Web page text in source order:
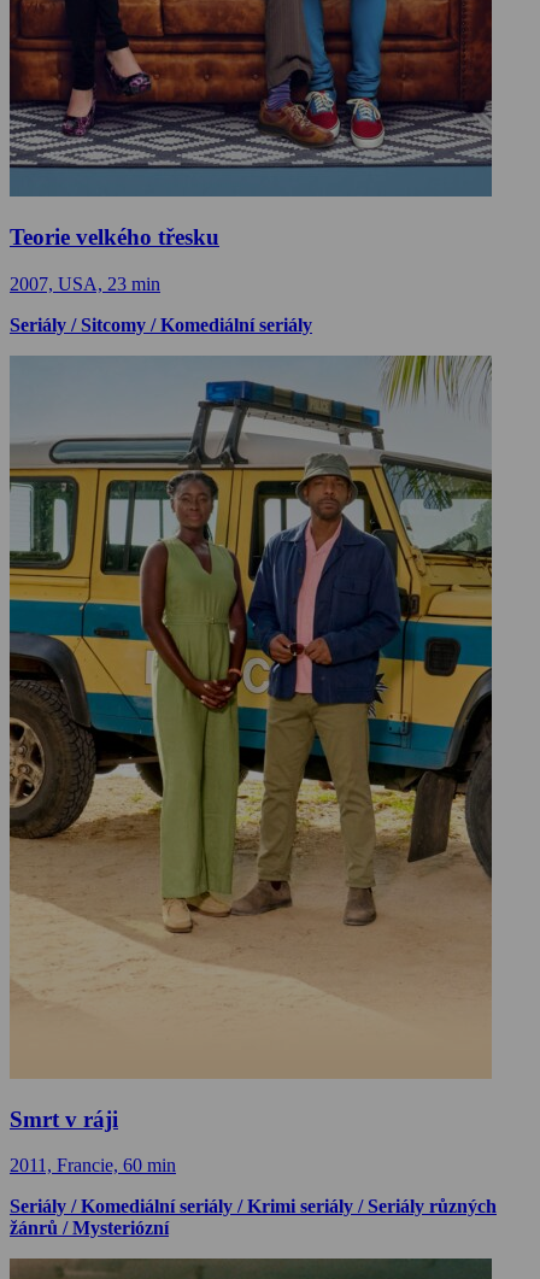
Teorie velkého třesku
2007, USA, 23 min
Seriály / Sitcomy / Komediální seriály
Smrt v ráji
2011, Francie, 60 min
Seriály / Komediální seriály / Krimi seriály / Seriály různých
žánrů / Mysteriózní